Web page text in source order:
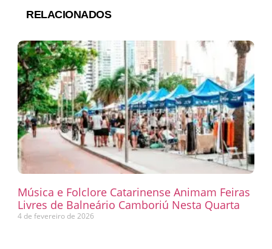
RELACIONADOS
Música e Folclore Catarinense Animam Feiras
Livres de Balneário Camboriú Nesta Quarta
4 de fevereiro de 2026